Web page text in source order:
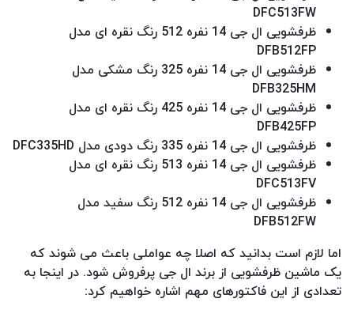
DFC513FW
ظرفشویی ال جی 14 نفره 512 رنگ نقره ای مدل
DFB512FP
ظرفشویی ال جی 14 نفره 325 رنگ مشکی مدل
DFB325HM
ظرفشویی ال جی 14 نفره 425 رنگ نقره ای مدل
DFB425FP
ظرفشویی ال جی 14 نفره 335 رنگ دودی مدل DFC335HD
ظرفشویی ال جی 14 نفره 513 رنگ نقره ای مدل
DFC513FV
ظرفشویی ال جی 14 نفره 512 رنگ سفید مدل
DFB512FW
اما لازم است بدانید که اصلا چه عواملی باعث می شوند که
یک ماشین ظرفشویی از برند ال جی پرفروش شود. در اینجا به
تعدادی از این فاکتورهای مهم اشاره خواهیم کرد: